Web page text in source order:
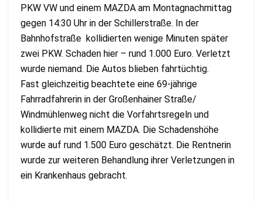
PKW VW und einem MAZDA am Montagnachmittag
gegen 14:30 Uhr in der Schillerstraße. In der
Bahnhofstraße kollidierten wenige Minuten später
zwei PKW. Schaden hier – rund 1.000 Euro. Verletzt
wurde niemand. Die Autos blieben fahrtüchtig.
Fast gleichzeitig beachtete eine 69-jährige
Fahrradfahrerin in der Großenhainer Straße/
Windmühlenweg nicht die Vorfahrtsregeln und
kollidierte mit einem MAZDA. Die Schadenshöhe
wurde auf rund 1.500 Euro geschätzt. Die Rentnerin
wurde zur weiteren Behandlung ihrer Verletzungen in
ein Krankenhaus gebracht.